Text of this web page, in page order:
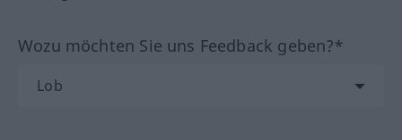
Wozu möchten Sie uns Feedback geben?*